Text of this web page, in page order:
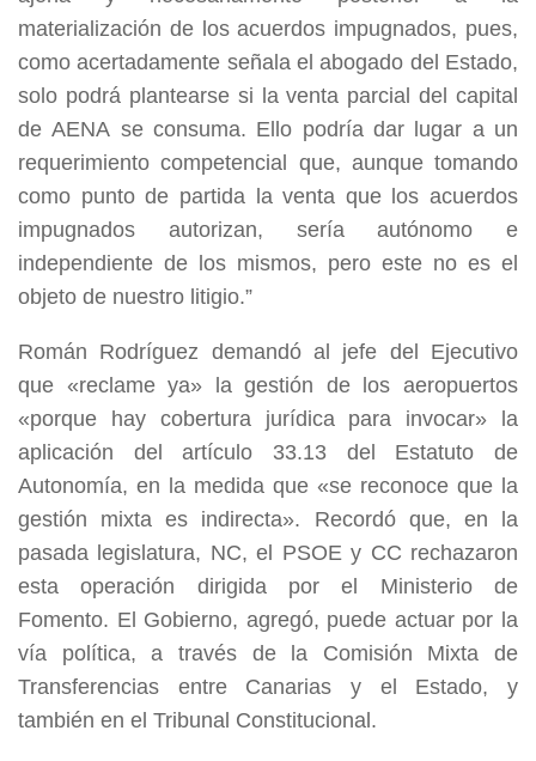
materialización de los acuerdos impugnados, pues,
como acertadamente señala el abogado del Estado,
solo podrá plantearse si la venta parcial del capital
de AENA se consuma. Ello podría dar lugar a un
requerimiento competencial que, aunque tomando
como punto de partida la venta que los acuerdos
impugnados autorizan, sería autónomo e
independiente de los mismos, pero este no es el
objeto de nuestro litigio.”
Román Rodríguez demandó al jefe del Ejecutivo
que «reclame ya» la gestión de los aeropuertos
«porque hay cobertura jurídica para invocar» la
aplicación del artículo 33.13 del Estatuto de
Autonomía, en la medida que «se reconoce que la
gestión mixta es indirecta». Recordó que, en la
pasada legislatura, NC, el PSOE y CC rechazaron
esta operación dirigida por el Ministerio de
Fomento. El Gobierno, agregó, puede actuar por la
vía política, a través de la Comisión Mixta de
Transferencias entre Canarias y el Estado, y
también en el Tribunal Constitucional.